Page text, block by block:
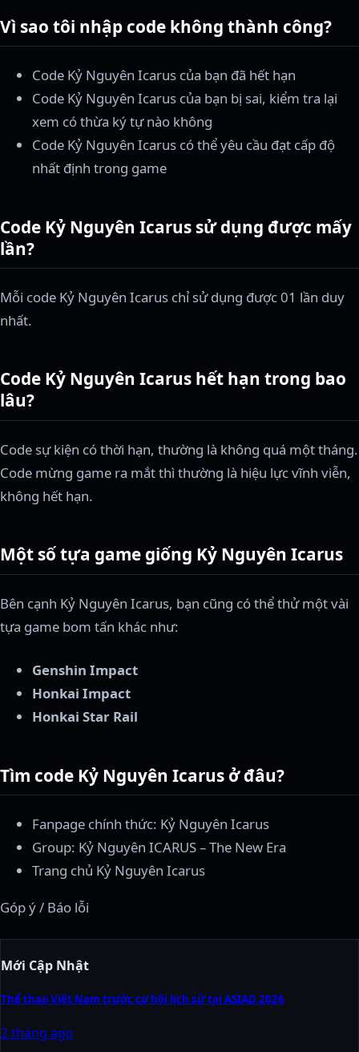
Vì sao tôi nhập code không thành công?
Code Kỷ Nguyên Icarus của bạn đã hết hạn
Code Kỷ Nguyên Icarus của bạn bị sai, kiểm tra lại
xem có thừa ký tự nào không
Code Kỷ Nguyên Icarus có thể yêu cầu đạt cấp độ
nhất định trong game
Code Kỷ Nguyên Icarus sử dụng được mấy
lần?
Mỗi code Kỷ Nguyên Icarus chỉ sử dụng được 01 lần duy
nhất.
Code Kỷ Nguyên Icarus hết hạn trong bao
lâu?
Code sự kiện có thời hạn, thường là không quá một tháng.
Code mừng game ra mắt thì thường là hiệu lực vĩnh viễn,
không hết hạn.
Một số tựa game giống Kỷ Nguyên Icarus
Bên cạnh Kỷ Nguyên Icarus, bạn cũng có thể thử một vài
tựa game bom tấn khác như:
Genshin Impact
Honkai Impact
Honkai Star Rail
Tìm code Kỷ Nguyên Icarus ở đâu?
Fanpage chính thức: Kỷ Nguyên Icarus
Group: Kỷ Nguyên ICARUS – The New Era
Trang chủ Kỷ Nguyên Icarus
Góp ý / Báo lỗi
Mới Cập Nhật
Thể thao Việt Nam trước cơ hội lịch sử tại ASIAD 2026
2 tháng ago